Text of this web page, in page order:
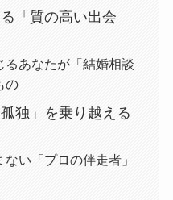
「質の高い出会
るあなたが「結婚相談
の
独」を乗り越える
い「プロの伴走者」